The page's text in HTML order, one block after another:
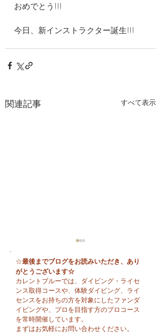
おめでとう!!!
今日、新インストラクター誕生!!!
関連記事 すべて表示
😊 海へ戻る第一歩！リ
フレッシュコース開催♪
☆最後までブログをお読みいただき、あり
がとうございます☆
カレントブルーでは、ダイビング・ライセ
ンス取得コースや、体験ダイビング、ライ
センスをお持ちの方を対象にしたファンダ
イビングや、プロを目指す方のプロコース
を常時開催しています。
まずはお気軽にお問い合わせください。